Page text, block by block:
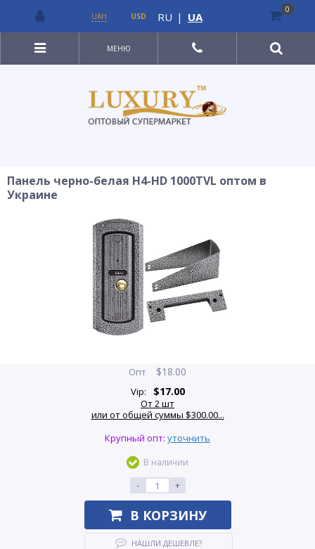
МЕНЮ
Панель черно-белая H4-HD 1000TVL оптом в
Украине
Опт $18.00
Vip: $17.00
От 2 шт
или от общей суммы $300.00...
Крупный опт: уточнить
В наличии
-
+
В КОРЗИНУ
НАШЛИ ДЕШЕВЛЕ?
UAH USD RU | UA
0